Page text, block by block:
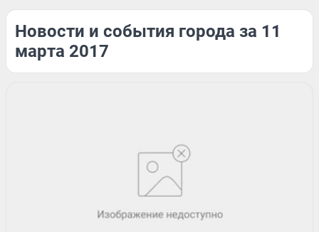
Новости и события города за 11
марта 2017